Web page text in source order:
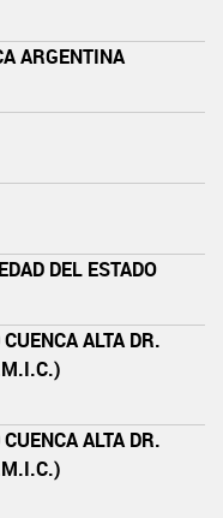
ARGENTINA
DEL ESTADO
ALTA DR.
ALTA DR.